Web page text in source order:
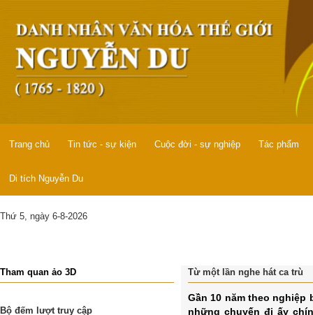
Trang chủ Tin tức - sự kiện Cuộc đời - sự nghiệp Tác phẩm
Di tích Nguyễn Du
Thứ 5, ngày 6-8-2026
Tham quan ảo 3D
Bộ đếm lượt truy cập
Từ một lần nghe hát ca trù
Gần 10 năm theo
những chuyến đi ấy